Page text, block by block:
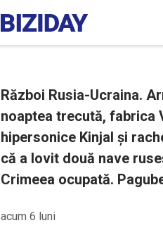
Război Rusia-Ucraina.
noaptea trecută, fabrica
hipersonice Kinjal și
că a lovit două nave
Crimeea ocupată.
acum 6 luni